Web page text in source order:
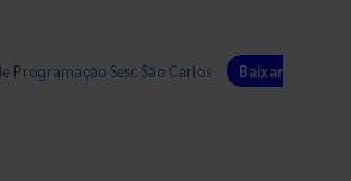
Programação Sesc São Carlos
Baixar